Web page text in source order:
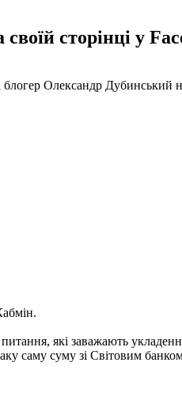
сторінці у
блогер Олександр Дубинський
які заважають
саму суму зі Світовим